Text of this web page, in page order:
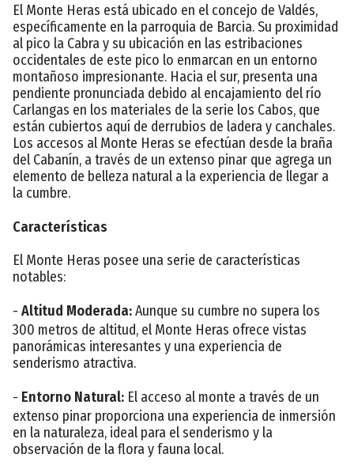
El Monte Heras está ubicado en el concejo de Valdés,
específicamente en la parroquia de Barcia. Su proximidad
al pico la Cabra y su ubicación en las estribaciones
occidentales de este pico lo enmarcan en un entorno
montañoso impresionante. Hacia el sur, presenta una
pendiente pronunciada debido al encajamiento del río
Carlangas en los materiales de la serie los Cabos, que
están cubiertos aquí de derrubios de ladera y canchales.
Los accesos al Monte Heras se efectúan desde la braña
del Cabanín, a través de un extenso pinar que agrega un
elemento de belleza natural a la experiencia de llegar a
la cumbre.
Características
El Monte Heras posee una serie de características
notables:
- Altitud Moderada:Aunque su cumbre no supera los
300 metros de altitud, el Monte Heras ofrece vistas
panorámicas interesantes y una experiencia de
senderismo atractiva.
- Entorno Natural: El acceso al monte a través de un
extenso pinar proporciona una experiencia de inmersión
en la naturaleza, ideal para el senderismo y la
observación de la flora y fauna local.